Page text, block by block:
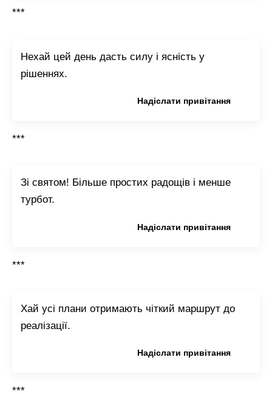
***
Нехай цей день дасть силу і ясність у
рішеннях.
Надіслати привітання
***
Зі святом! Більше простих радощів і менше
турбот.
Надіслати привітання
***
Хай усі плани отримають чіткий маршрут до
реалізації.
Надіслати привітання
***